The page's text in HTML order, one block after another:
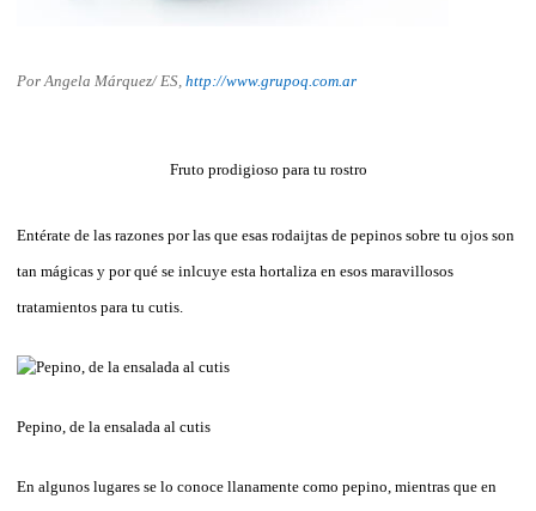
Por Angela Márquez/ ES, http://www.grupoq.com.ar
Fruto prodigioso para tu rostro
Entérate de las razones por las que esas rodaijtas de pepinos sobre tu ojos son
tan mágicas y por qué se inlcuye esta hortaliza en esos maravillosos
tratamientos para tu cutis.
Pepino, de la ensalada al cutis
En algunos lugares se lo conoce llanamente como pepino, mientras que en